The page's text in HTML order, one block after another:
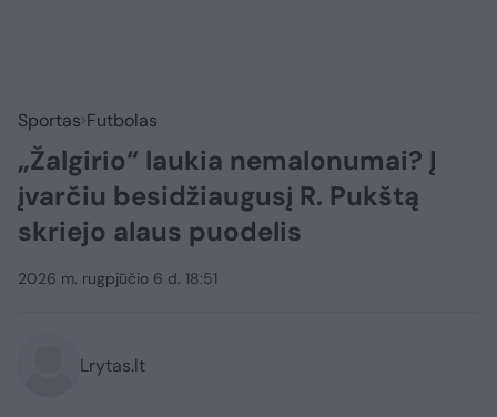
Sportas Futbolas
„Žalgirio“ laukia nemalonumai? Į
įvarčiu besidžiaugusį R. Pukštą
skriejo alaus puodelis
2026 m. rugpjūčio 6 d. 18:51
Lrytas.lt